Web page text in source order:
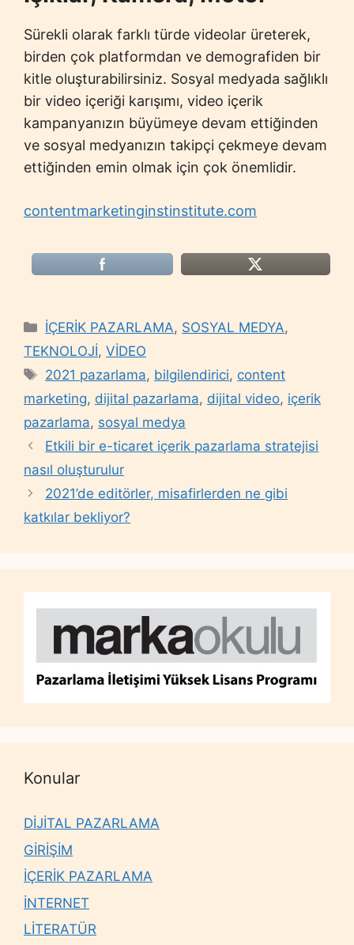
Sürekli olarak farklı türde videolar üreterek,
birden çok platformdan ve demografiden bir
kitle oluşturabilirsiniz. Sosyal medyada sağlıklı
bir video içeriği karışımı, video içerik
kampanyanızın büyümeye devam ettiğinden
ve sosyal medyanızın takipçi çekmeye devam
ettiğinden emin olmak için çok önemlidir.
contentmarketinginstinstitute.com
Categories
İÇERİK PAZARLAMA, SOSYAL MEDYA,
TEKNOLOJİ, VİDEO
Tags
2021 pazarlama, bilgilendirici, content
marketing, dijital pazarlama, dijital video, içerik
pazarlama, sosyal medya
Etkili bir e-ticaret içerik pazarlama stratejisi
nasıl oluşturulur
2021’de editörler, misafirlerden ne gibi
katkılar bekliyor?
Konular
DİJİTAL PAZARLAMA
GİRİŞİM
İÇERİK PAZARLAMA
İNTERNET
LİTERATÜR